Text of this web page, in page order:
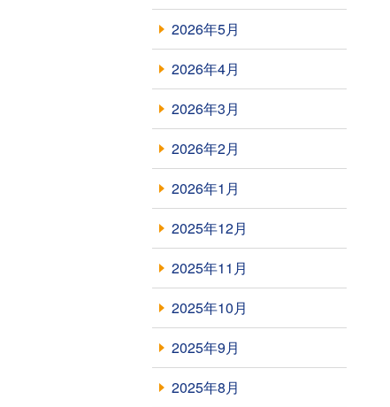
2026年5月
2026年4月
2026年3月
2026年2月
2026年1月
2025年12月
2025年11月
2025年10月
2025年9月
2025年8月